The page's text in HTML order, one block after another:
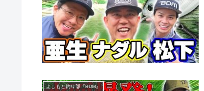
よしもと釣り部『BDM』